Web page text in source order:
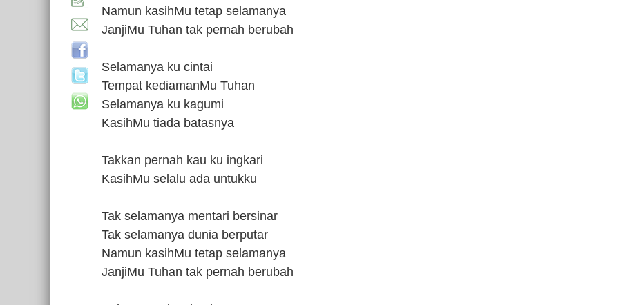
Namun kasihMu tetap selamanya
JanjiMu Tuhan tak pernah berubah
Selamanya ku cintai
Tempat kediamanMu Tuhan
Selamanya ku kagumi
KasihMu tiada batasnya
Takkan pernah kau ku ingkari
KasihMu selalu ada untukku
Tak selamanya mentari bersinar
Tak selamanya dunia berputar
Namun kasihMu tetap selamanya
JanjiMu Tuhan tak pernah berubah